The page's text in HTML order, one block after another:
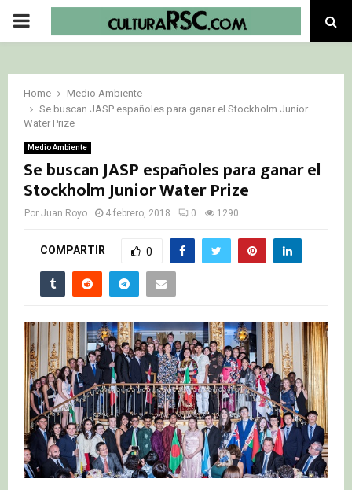
PRIMARY
Home
Medio Ambiente
Se buscan JASP españoles para ganar el Stockholm Junior
Water Prize
Medio Ambiente
Se buscan JASP españoles para ganar el
Stockholm Junior Water Prize
Por Juan Royo 4 febrero, 2018 0 1290
COMPARTIR 0